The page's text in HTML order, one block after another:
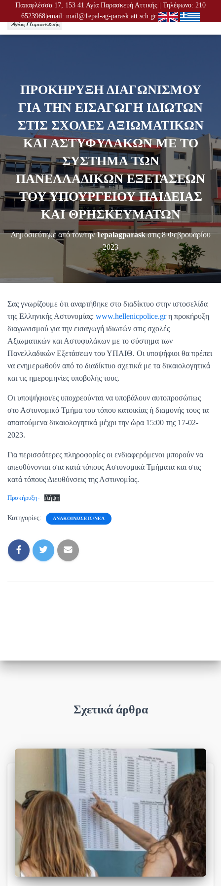
Παπαφλέσσα 17, 153 41 Αγία Παρασκευή Αττικής | Τηλέφωνο: 210
6523968|email: mail@1epal-ag-parask.att.sch.gr
Ν
Γ
Σ
ΠΡΟΚΗΡΥΞΗ ΔΙΑΓΩΝΙΣΜΟΥ
ΓΙΑ ΤΗΝ ΕΙΣΑΓΩΓΗ ΙΔΙΩΤΩΝ
ΣΤΙΣ ΣΧΟΛΕΣ ΑΞΙΩΜΑΤΙΚΩΝ
ΚΑΙ ΑΣΤΥΦΥΛΑΚΩΝ ΜΕ ΤΟ
ΣΥΣΤΗΜΑ ΤΩΝ
ΠΑΝΕΛΛΑΔΙΚΩΝ ΕΞΕΤΑΣΕΩΝ
ΤΟΥ ΥΠΟΥΡΓΕΙΟΥ ΠΑΙΔΕΙΑΣ
ΚΑΙ ΘΡΗΣΚΕΥΜΑΤΩΝ
Δημοσιεύτηκε από τον/την1epalagparaskστις8 Φεβρουαρίου
2023
Σας γνωρίζουμε ότι αναρτήθηκε στο διαδίκτυο στην ιστοσελίδα
της Ελληνικής Αστυνομίας: www.hellenicpolice.grη προκήρυξη
διαγωνισμού για την εισαγωγή ιδιωτών στις σχολές
Αξιωματικών και Αστυφυλάκων με το σύστημα των
Πανελλαδικών Εξετάσεων του ΥΠΑΙΘ. Οι υποψήφιοι θα πρέπει
να ενημερωθούν από το διαδίκτυο σχετικά με τα δικαιολογητικά
και τις ημερομηνίες υποβολής τους.
Οι υποψήφιοι/ες υποχρεούνται να υποβάλουν αυτοπροσώπως
στο Αστυνομικό Τμήμα του τόπου κατοικίας ή διαμονής τους τα
απαιτούμενα δικαιολογητικά μέχρι την ώρα 15:00 της 17-02-
2023.
Για περισσότερες πληροφορίες οι ενδιαφερόμενοι μπορούν να
απευθύνονται στα κατά τόπους Αστυνομικά Τμήματα και στις
κατά τόπους Διευθύνσεις της Αστυνομίας.
Προκήρυξη- Λήψη
Κατηγορίες: ΑΝΑΚΟΙΝΏΣΕΙΣ/ΝΈΑ
Σχετικά άρθρα